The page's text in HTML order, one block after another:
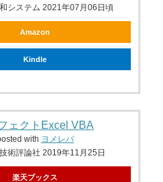
システム 2021年07月06日頃
Amazon
Kindle
ェクトExcel VBA
with ヨメレバ
術評論社 2019年11月25日
楽天ブックス